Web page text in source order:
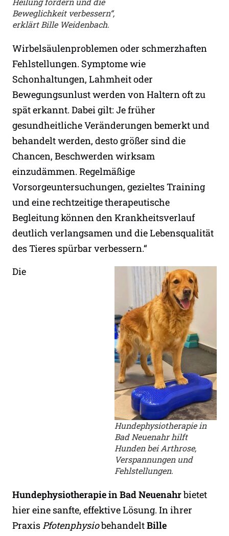
Beweglichkeit verbessern“,
erklärt Bille Weidenbach.
Wirbelsäulenproblemen oder schmerzhaften
Fehlstellungen. Symptome wie
Schonhaltungen, Lahmheit oder
Bewegungsunlust werden von Haltern oft zu
spät erkannt. Dabei gilt: Je früher
gesundheitliche Veränderungen bemerkt und
behandelt werden, desto größer sind die
Chancen, Beschwerden wirksam
einzudämmen. Regelmäßige
Vorsorgeuntersuchungen, gezieltes Training
und eine rechtzeitige therapeutische
Begleitung können den Krankheitsverlauf
deutlich verlangsamen und die Lebensqualität
des Tieres spürbar verbessern.“
Hundephysiotherapie in
Bad Neuenahr hilft
Hunden bei Arthrose,
Verspannungen und
Fehlstellungen.
Die
Hundephysiotherapie in Bad Neuenahrbietet
hier eine sanfte, effektive Lösung. In ihrer
Praxis PfotenphysiobehandeltBille